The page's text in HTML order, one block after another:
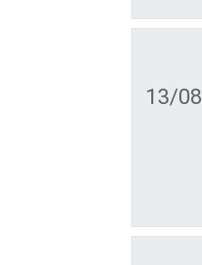
13/08